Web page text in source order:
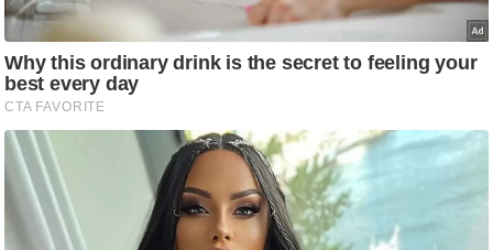
ष
ण
स
म
सा
म
यि
क